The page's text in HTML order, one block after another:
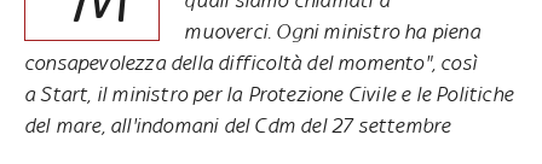
muoverci. Ogni ministro ha piena
consapevolezza della difficoltà del momento", così
aStart, il ministro per la Protezione Civile e le Politiche
del mare, all'indomani del Cdm del 27 settembre